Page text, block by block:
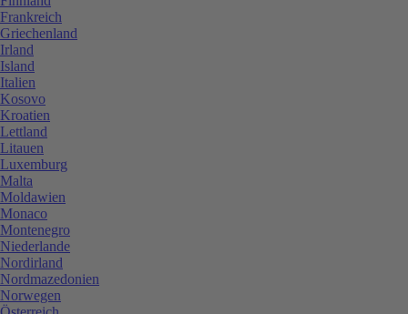
Frankreich
Griechenland
Irland
Island
Italien
Kosovo
Kroatien
Lettland
Litauen
Luxemburg
Malta
Moldawien
Monaco
Montenegro
Niederlande
Nordirland
Nordmazedonien
Norwegen